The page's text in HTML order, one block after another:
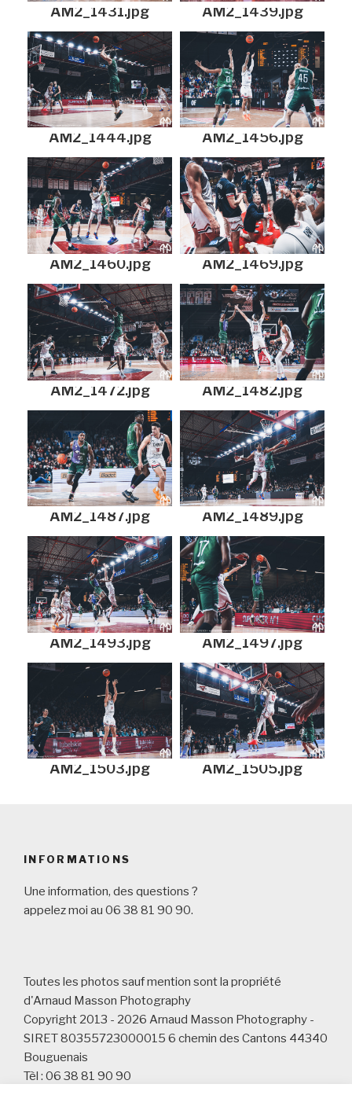
AM2_1431.jpg AM2_1439.jpg
AM2_1444.jpg AM2_1456.jpg
AM2_1460.jpg AM2_1469.jpg
AM2_1472.jpg AM2_1482.jpg
AM2_1487.jpg AM2_1489.jpg
AM2_1493.jpg AM2_1497.jpg
AM2_1503.jpg AM2_1505.jpg
INFORMATIONS
Une information, des questions ?
appelez moi au 06 38 81 90 90.
Toutes les photos sauf mention sont la propriété
d'Arnaud Masson Photography
Copyright 2013 - 2026 Arnaud Masson Photography -
SIRET 80355723000015 6 chemin des Cantons 44340
Bouguenais
Tèl : 06 38 81 90 90